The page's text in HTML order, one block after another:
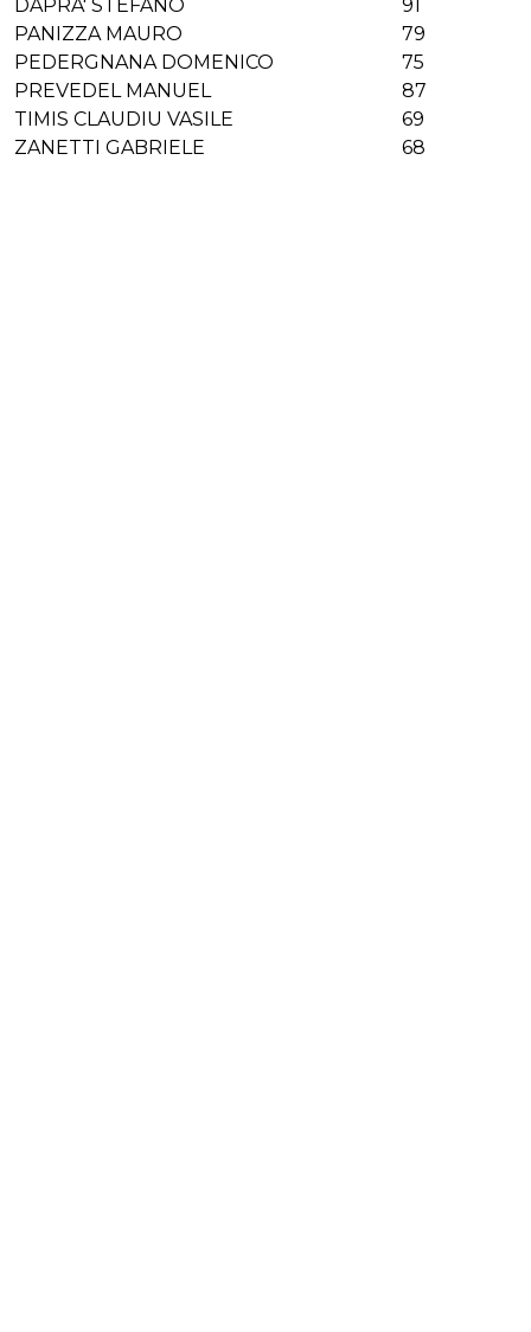
DAPRA' STEFANO
91
PANIZZA MAURO
79
PEDERGNANA DOMENICO
75
PREVEDEL MANUEL
87
TIMIS CLAUDIU VASILE
69
ZANETTI GABRIELE
68